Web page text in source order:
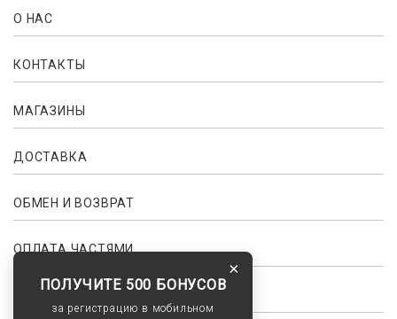
О НАС
КОНТАКТЫ
МАГАЗИНЫ
ДОСТАВКА
ОБМЕН И ВОЗВРАТ
ОПЛАТА ЧАСТЯМИ
×
ПОЛУЧИТЕ 500 БОНУСОВ
за регистрацию в мобильном